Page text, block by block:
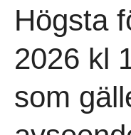
Högsta
2026 kl
som